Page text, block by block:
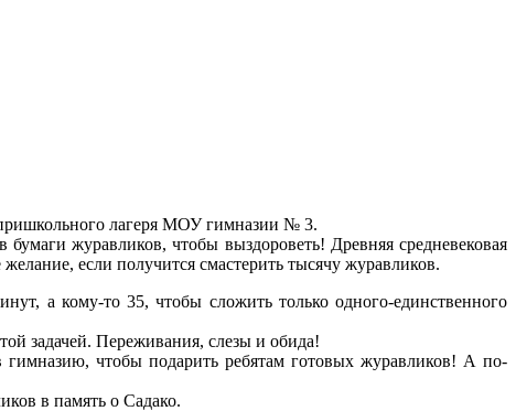
пришкольного лагеря МОУ гимназии № 3.
бумаги журавликов, чтобы выздороветь! Древняя средневековая
если получится смастерить тысячу журавликов.
а кому-то 35, чтобы сложить только одного-единственного
задачей. Переживания, слезы и обида!
чтобы подарить ребятам готовых журавликов! А по-
в память о Садако.